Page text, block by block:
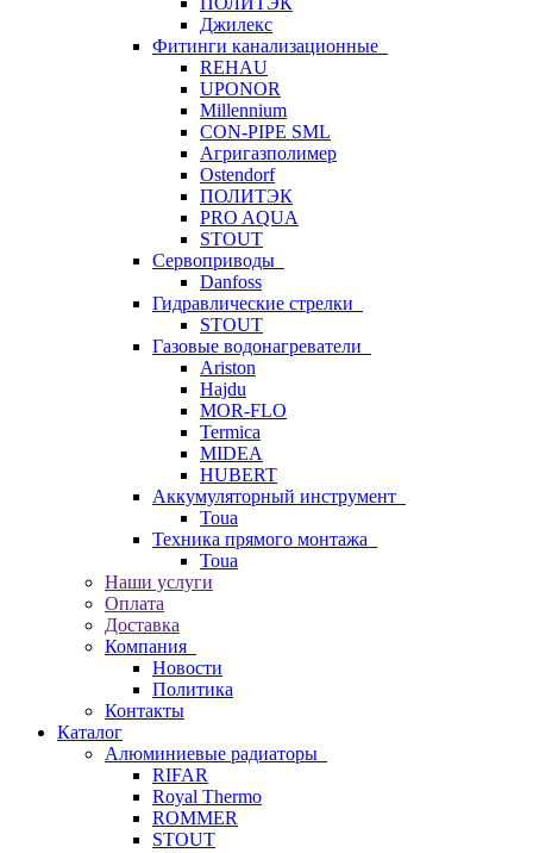
Джилекс
Фитинги канализационные
REHAU
UPONOR
Millennium
CON-PIPE SML
Агригазполимер
Ostendorf
ПОЛИТЭК
PRO AQUA
STOUT
Сервоприводы
Danfoss
Гидравлические стрелки
STOUT
Газовые водонагреватели
Ariston
Hajdu
MOR-FLO
Termica
MIDEA
HUBERT
Аккумуляторный инструмент
Toua
Техника прямого монтажа
Toua
Наши услуги
Оплата
Доставка
Компания
Новости
Политика
Контакты
Каталог
Алюминиевые радиаторы
RIFAR
Royal Thermo
ROMMER
STOUT